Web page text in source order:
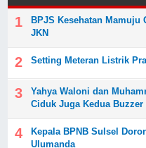
BPJS Kesehatan Mamuju
JKN
Setting Meteran Listrik
Yahya Waloni dan
Ciduk Juga Kedua Buzzer
Kepala BPNB Sulsel
Ulumanda